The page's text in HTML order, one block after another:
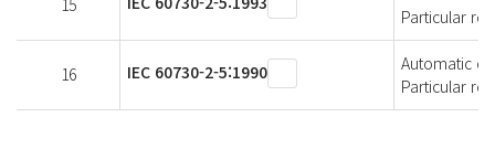
15
Particular
16 IEC 60730-2-5:1990
Automatic
Particular